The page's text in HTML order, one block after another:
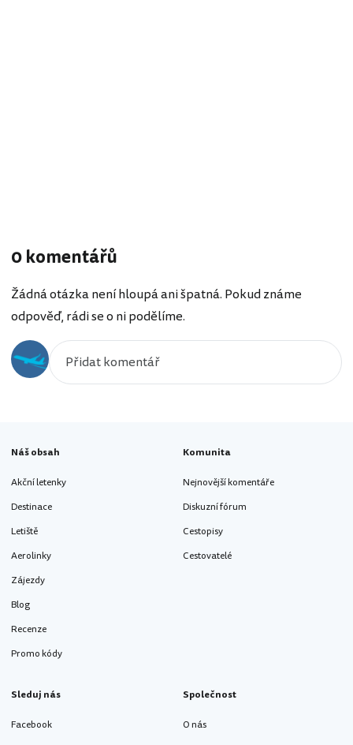
0 komentářů
Žádná otázka není hloupá ani špatná. Pokud známe
odpověď, rádi se o ni podělíme.
Náš obsah
Akční letenky
Destinace
Letiště
Aerolinky
Zájezdy
Blog
Recenze
Promo kódy
Komunita
Nejnovější komentáře
Diskuzní fórum
Cestopisy
Cestovatelé
Sleduj nás
Facebook
Společnost
O nás